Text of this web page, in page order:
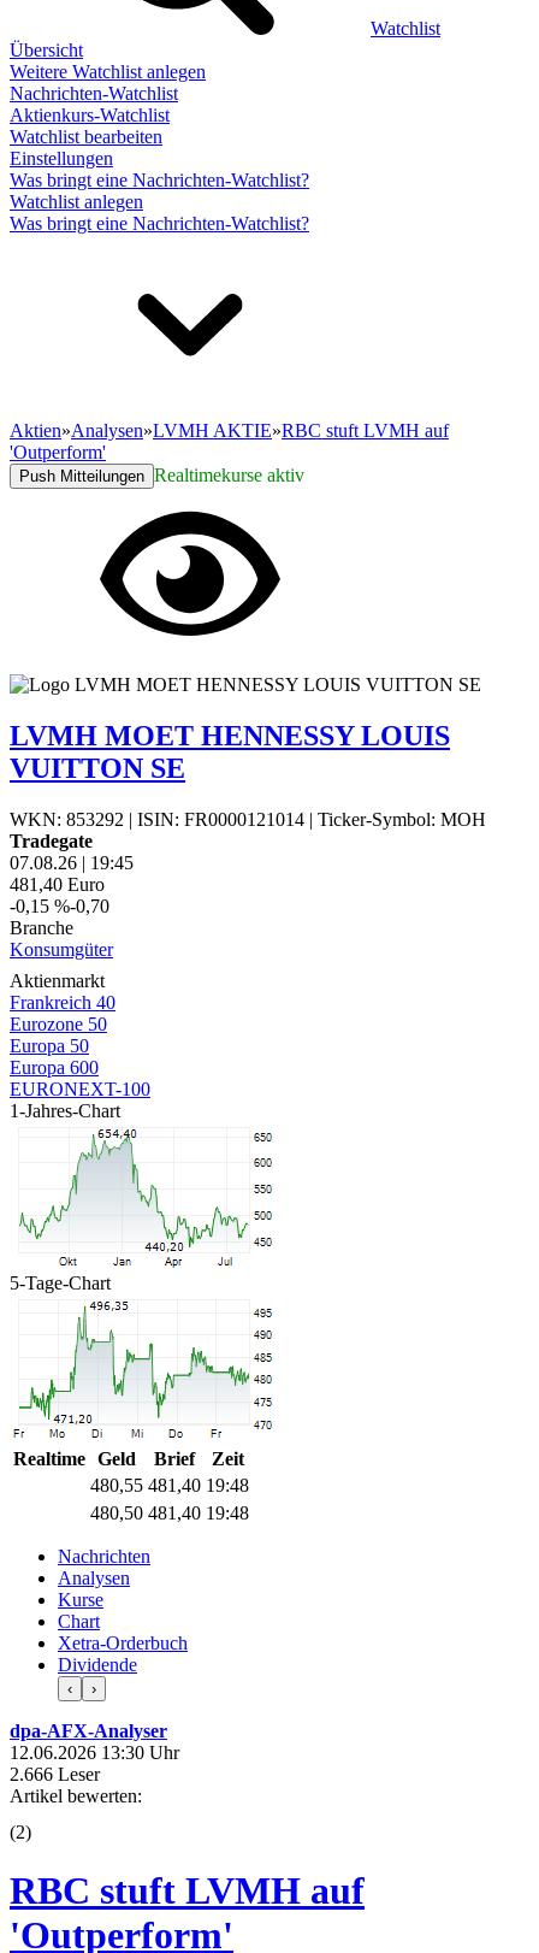
Watchlist
Übersicht
Weitere Watchlist anlegen
Nachrichten-Watchlist
Aktienkurs-Watchlist
Watchlist bearbeiten
Einstellungen
Was bringt eine Nachrichten-Watchlist?
Watchlist anlegen
Was bringt eine Nachrichten-Watchlist?
Aktien»Analysen»LVMH AKTIE»RBC stuft LVMH auf
'Outperform'
Push Mitteilungen Realtimekurse aktiv
LVMH MOET HENNESSY LOUIS
VUITTON SE
WKN: 853292 | ISIN: FR0000121014 | Ticker-Symbol: MOH
Tradegate
07.08.26 | 19:45
481,40 Euro
-0,15 %-0,70
Branche
Konsumgüter
Aktienmarkt
Frankreich 40
Eurozone 50
Europa 50
Europa 600
EURONEXT-100
1-Jahres-Chart
5-Tage-Chart
Realtime Geld Brief
Zeit
480,55 481,40 19:48
480,50 481,40 19:48
Nachrichten
Analysen
Kurse
Chart
Xetra-Orderbuch
Dividende
‹ ›
dpa-AFX-Analyser
12.06.2026 13:30 Uhr
2.666 Leser
Artikel bewerten:
(2)
RBC stuft LVMH auf
'Outperform'